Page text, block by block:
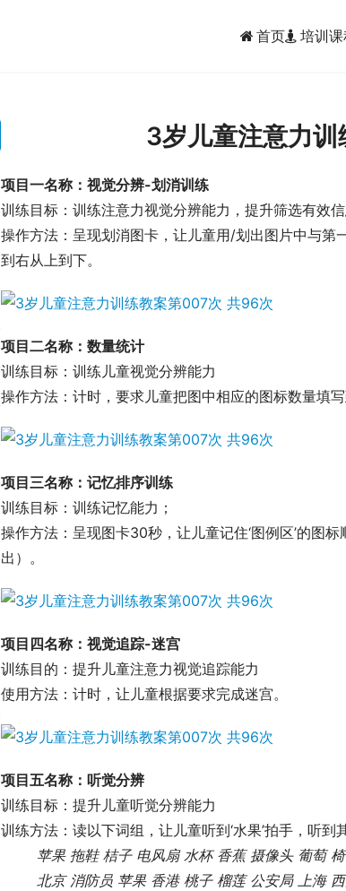
首页 培训课
3岁儿童注意力
项目一名称：视觉分辨-划消训练
训练目标：训练注意力视觉分辨能力，提升筛选有效信
操作方法：呈现划消图卡，让儿童用/划出图片中与
到右从上到下。
项目二名称：数量统计
训练目标：训练儿童视觉分辨能力
操作方法：计时，要求儿童把图中相应的图标数量填写
项目三名称：记忆排序训练
训练目标：训练记忆能力；
操作方法：呈现图卡30秒，让儿童记住‘图例区’的图
出）。
项目四名称：视觉追踪-迷宫
训练目的：提升儿童注意力视觉追踪能力
使用方法：计时，让儿童根据要求完成迷宫。
项目五名称：听觉分辨
训练目标：提升儿童听觉分辨能力
训练方法：读以下词组，让儿童听到‘水果’拍手，听到
苹果 拖鞋 桔子 电风扇 水杯 香蕉 摄像头 葡萄
北京 消防员 苹果 香港 桃子 榴莲 公安局 上海